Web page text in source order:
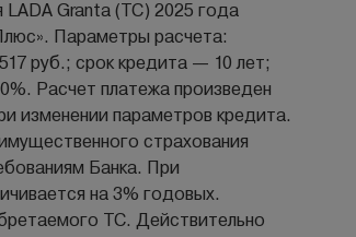
Granta (ТС) 2025 года
Параметры расчета:
руб.; срок кредита — 10 лет;
Расчет платежа произведен
изменении параметров кредита.
страхования
Банка. При
на 3% годовых.
ТС. Действительно